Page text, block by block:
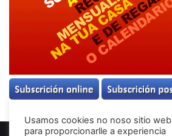
Usamos cookies no noso sitio web
para proporcionarlle a experiencia